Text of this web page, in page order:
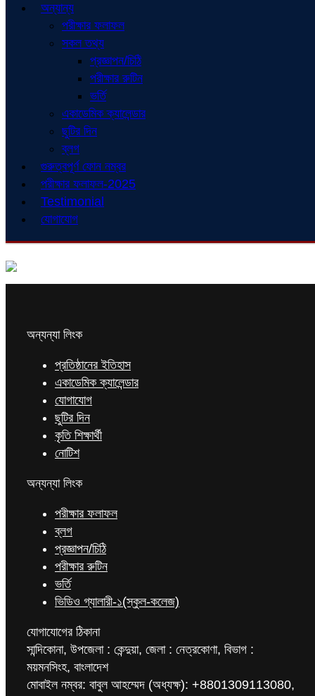
অন্যান্য
পরীক্ষার ফলাফল
সকল তথ্য
প্রজ্ঞাপন/চিঠি
পরীক্ষার রুটিন
ভর্তি
একাডেমিক ক্যালেন্ডার
ছুটির দিন
ব্লগ
গুরুত্বপূর্ণ ফোন নম্বর
পরীক্ষার ফলাফল-2025
Testimonial
যোগাযোগ
অন্যন্যা লিংক
প্রতিষ্ঠানের ইতিহাস
একাডেমিক ক্যালেন্ডার
যোগাযোগ
ছুটির দিন
কৃতি শিক্ষার্থী
নোটিশ
অন্যন্যা লিংক
পরীক্ষার ফলাফল
ব্লগ
প্রজ্ঞাপন/চিঠি
পরীক্ষার রুটিন
ভর্তি
ভিডিও গ্যালারী-১(স্কুল-কলেজ)
যোগাযোগের ঠিকানা
সান্দিকোনা, উপজেলা : কেন্দুয়া, জেলা : নেত্রকোণা, বিভাগ :
ময়মনসিংহ, বাংলাদেশ
মোবাইল নম্বর: বাবুল আহম্মেদ (অধ্যক্ষ): +8801309113080,